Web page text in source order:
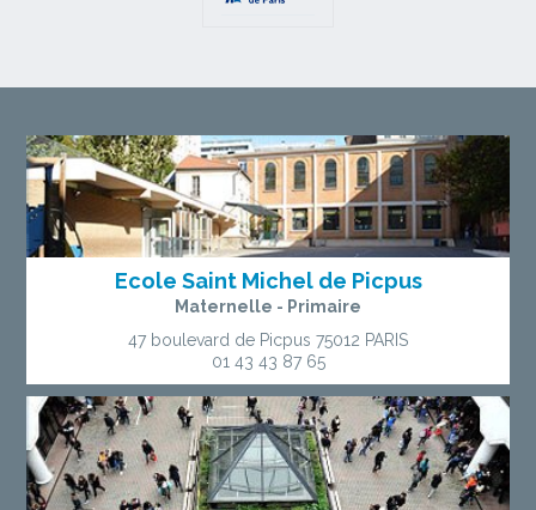
Ecole Saint Michel de Picpus
Maternelle - Primaire
47 boulevard de Picpus 75012 PARIS
01 43 43 87 65